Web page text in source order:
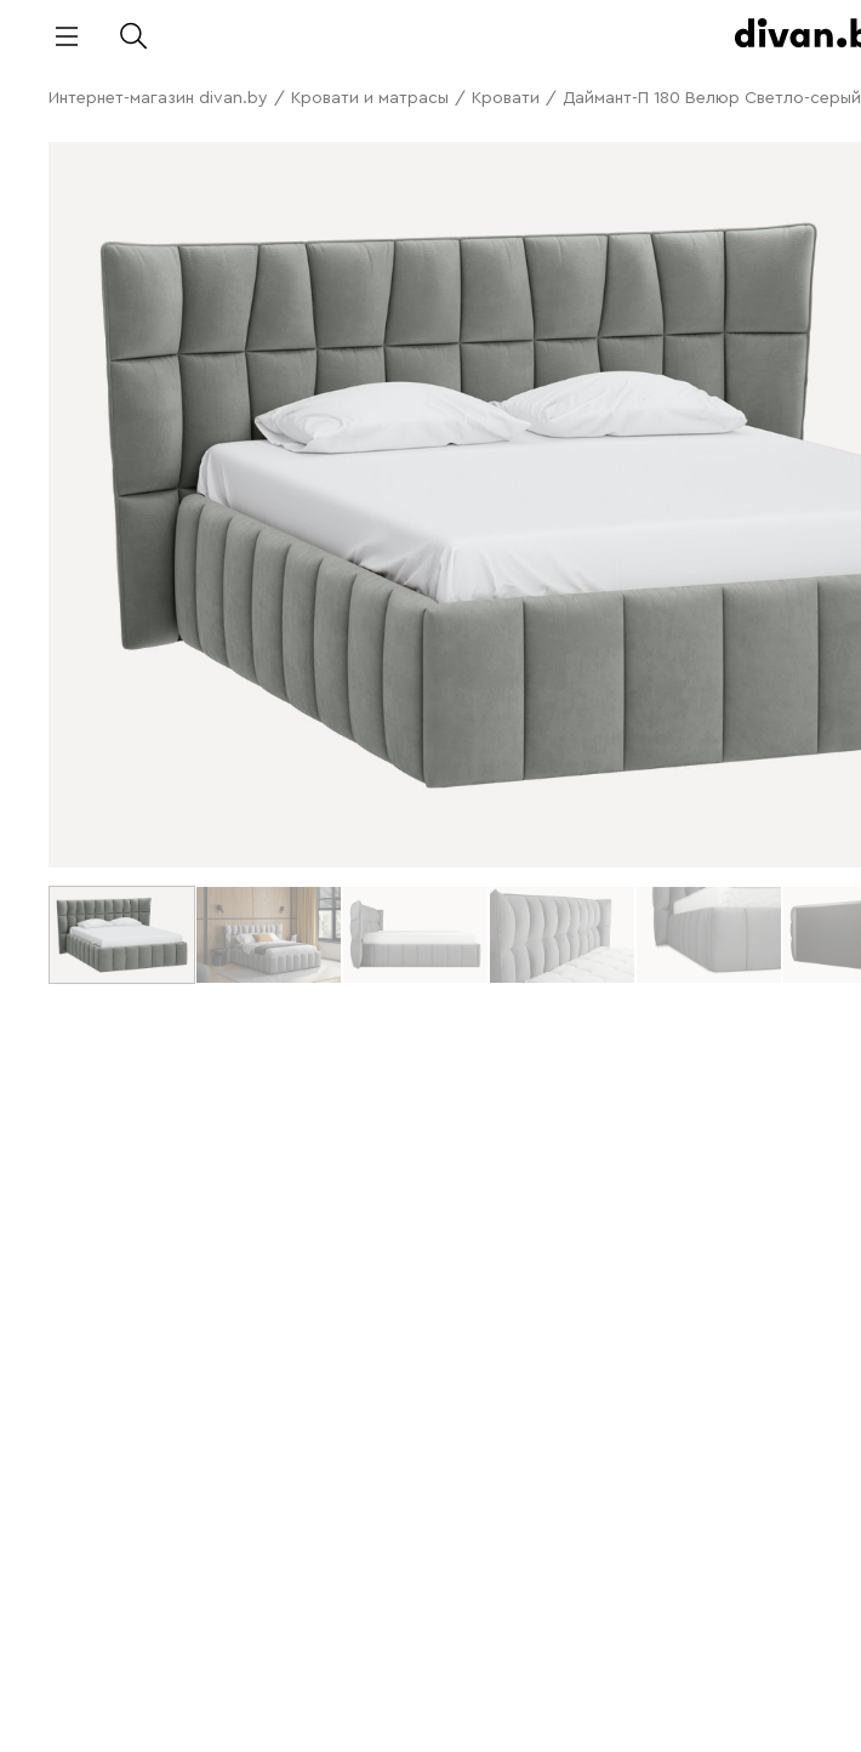
Интернет-магазин divan.by / Кровати и матрасы / Кровати / Даймант-П 180 Велюр Светло-серый